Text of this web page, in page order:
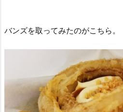
バンズを取ってみたのがこちら。